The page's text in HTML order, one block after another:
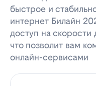
быстрое и
интернет Билайн
доступ на
что позволит вам
онлайн-сервисами